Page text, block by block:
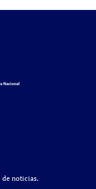
de noticias.